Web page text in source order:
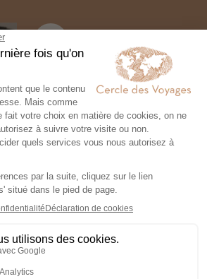
Expertise et co-
construction
Chez Cercle des Voyages,
nous concevons des voyages
100% personnalisables, en
voyageurs.
2
Engagement local et